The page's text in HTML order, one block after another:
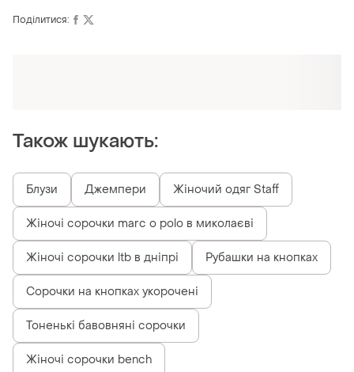
Поділитися:
Також шукають:
Блузи Джемпери Жіночий одяг Staff
Жіночі сорочки marc o polo в миколаєві
Жіночі сорочки ltb в дніпрі Рубашки на кнопках
Сорочки на кнопках укорочені
Тоненькі бавовняні сорочки
Жіночі сорочки bench